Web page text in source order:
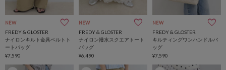
NEW
FREDY & GLOSTER
ナイロンキルト金具ベルトト
ートバッグ
¥7,590
NEW
FREDY & GLOSTER
ナイロン撥水スクエアトート
バッグ
¥6,490
NEW
FREDY & GLOSTER
キルティングワンハンドルバ
ッグ
¥7,590